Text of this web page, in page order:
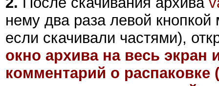
нему два раза левой
если скачивали частями),
окно архива на весь экран
комментарий о распаковке